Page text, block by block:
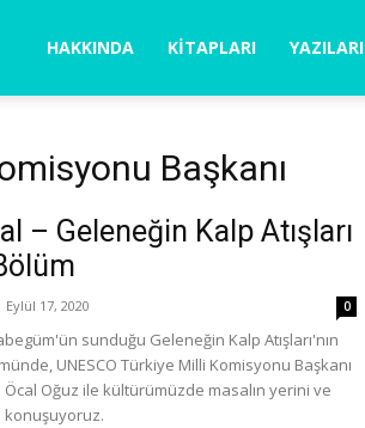
HAKKINDA KITAPLARI YAZILARI
Başkanı
– Geleneğin Kalp Atışları
Eylül 17, 2020 0
sunduğu Geleneğin Kalp Atışları'nın
UNESCO Türkiye Milli Komisyonu Başkanı
Öcal Oğuz ile kültürümüzde masalın yerini ve
konuşuyoruz.